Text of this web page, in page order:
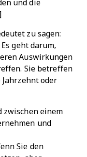
und die
zu sagen:
geht darum,
Auswirkungen
Sie betreffen
Jahrzehnt oder
zwischen einem
und
Sie den